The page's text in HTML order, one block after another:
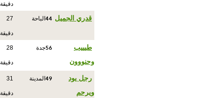
دقيقة
قدري الجميل 44 الباحة 27
دقيقة
طيييب
وحنووون
56جدة 28
دقيقة
رجل يود
ويرحم
49 المدينة 31
دقيقة